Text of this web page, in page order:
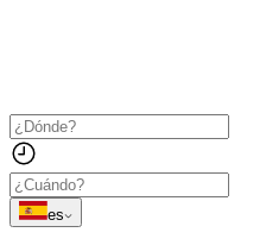
es